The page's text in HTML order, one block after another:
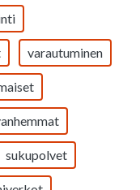
varautuminen
sukupolvet